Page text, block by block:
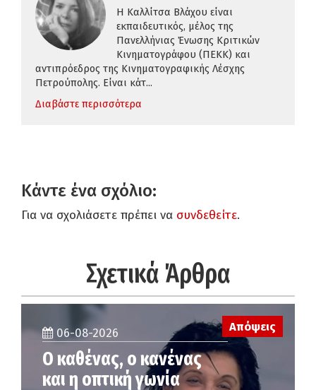
H Καλλίτσα Βλάχου είναι
εκπαιδευτικός, μέλος της
Πανελλήνιας Ένωσης Κριτικών
Κινηματογράφου (ΠΕΚΚ) και
αντιπρόεδρος της Κινηματογραφικής Λέσχης
Πετρούπολης. Είναι κάτ...
Διαβάστε περισσότερα
Κάντε ένα σχόλιο:
Για να σχολιάσετε πρέπει να συνδεθείτε.
Σχετικά Άρθρα
Απόψεις
06-08-2026
Ο καθένας, ο κανένας
και η οπτική γωνία